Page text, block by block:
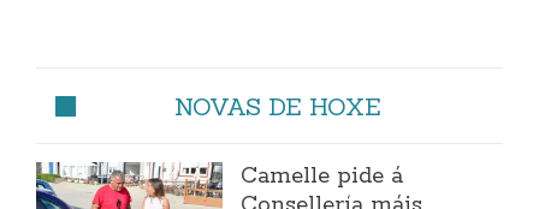
NOVAS DE HOXE
Camelle pide á